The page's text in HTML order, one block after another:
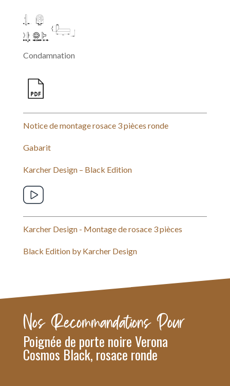
Condamnation
Notice de montage rosace 3 pièces ronde
Gabarit
Karcher Design – Black Edition
Karcher Design - Montage de rosace 3 pièces
Black Edition by Karcher Design
Nos Recommandations Pour
Poignée de porte noire Verona
Cosmos Black, rosace ronde